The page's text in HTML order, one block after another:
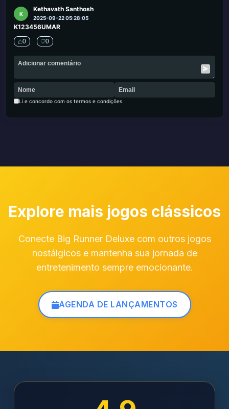
K
Kethavath Santhosh
2025-09-22 05:28:05
K123456UMAR
0 0
Li e concordo com os termos e condições.
Explore mais jogos clássicos
Conecte Big Runner Deluxe com outros jogos
nostálgicos e mantenha sua jornada de
entretenimento sempre emocionante.
AGENDA DE LANÇAMENTOS